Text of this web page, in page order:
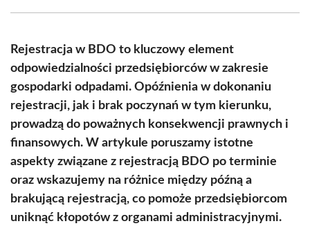
(Twitter)
Rejestracja w BDO to kluczowy element
odpowiedzialności przedsiębiorców w zakresie
gospodarki odpadami. Opóźnienia w dokonaniu
rejestracji, jak i brak poczynań w tym kierunku,
prowadzą do poważnych konsekwencji prawnych i
finansowych. W artykule poruszamy istotne
aspekty związane z rejestracją BDO po terminie
oraz wskazujemy na różnice między późną a
brakującą rejestracją, co pomoże przedsiębiorcom
uniknąć kłopotów z organami administracyjnymi.